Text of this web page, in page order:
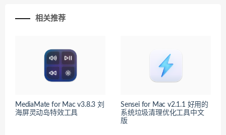
相关推荐
MediaMate for Mac v3.8.3 刘
海屏灵动岛特效工具
Sensei for Mac v2.1.1 好用的
系统垃圾清理优化工具中文
版